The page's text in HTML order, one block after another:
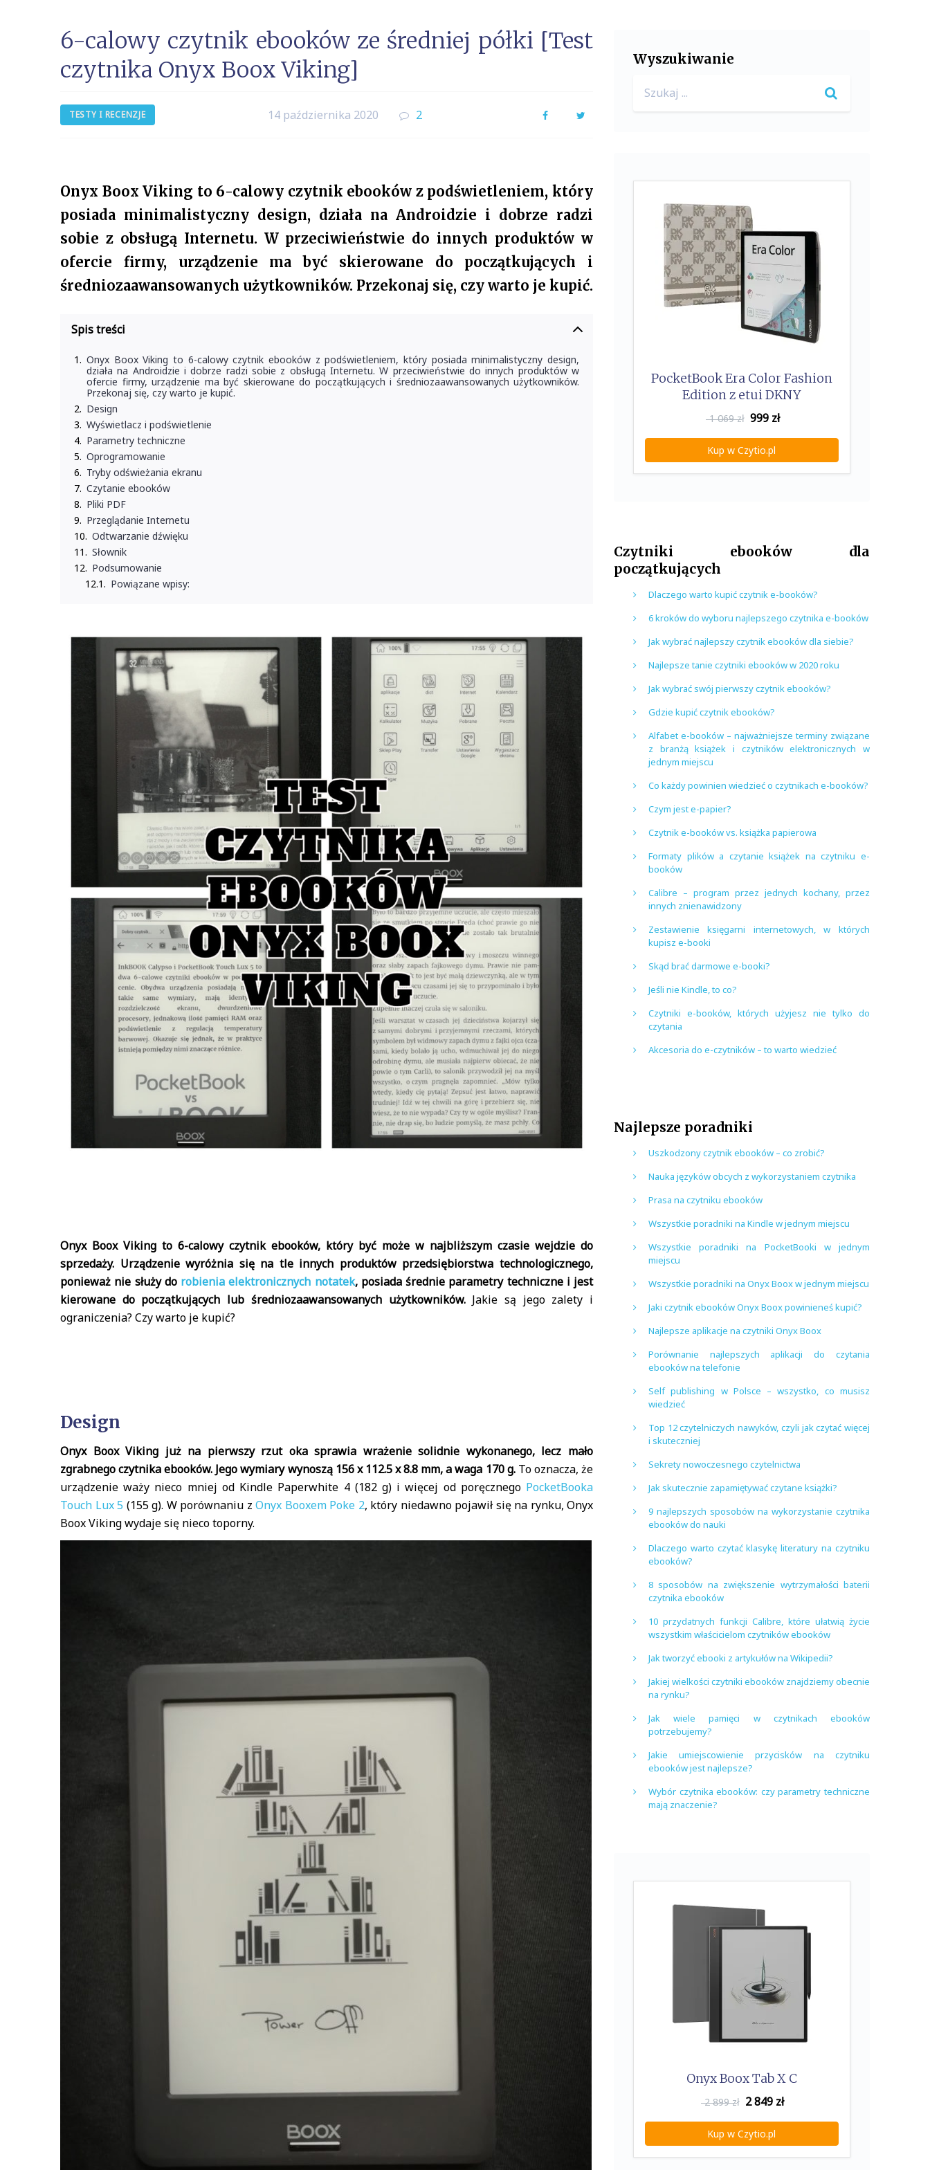
6-calowy czytnik ebooków ze średniej półki [Test
czytnika Onyx Boox Viking]
TESTY I RECENZJE 14 października 2020 2 Facebook
Onyx Boox Viking to 6-calowy czytnik ebooków z podświetleniem, który
posiada minimalistyczny design, działa na Androidzie i dobrze radzi
sobie z obsługą Internetu. W przeciwieństwie do innych produktów w
ofercie firmy, urządzenie ma być skierowane do początkujących i
średniozaawansowanych użytkowników. Przekonaj się, czy warto je kupić.
Spis treści
Onyx Boox Viking to 6-calowy czytnik ebooków z podświetleniem, który posiada minimalistyczny design,
działa na Androidzie i dobrze radzi sobie z obsługą Internetu. W przeciwieństwie do innych produktów w
ofercie firmy, urządzenie ma być skierowane do początkujących i średniozaawansowanych użytkowników.
Przekonaj się, czy warto je kupić.
Design
Wyświetlacz i podświetlenie
Parametry techniczne
Oprogramowanie
Tryby odświeżania ekranu
Czytanie ebooków
Pliki PDF
Przeglądanie Internetu
Odtwarzanie dźwięku
Słownik
Podsumowanie
Powiązane wpisy:
Onyx Boox Viking to 6-calowy czytnik ebooków, który być może w najbliższym czasie wejdzie do
sprzedaży. Urządzenie wyróżnia się na tle innych produktów przedsiębiorstwa technologicznego,
ponieważ nie służy do robienia elektronicznych notatek, posiada średnie parametry techniczne i jest
kierowane do początkujących lub średniozaawansowanych użytkowników.Jakie są jego zalety i
ograniczenia? Czy warto je kupić?
Design
Onyx Boox Viking już na pierwszy rzut oka sprawia wrażenie solidnie wykonanego, lecz mało
zgrabnego czytnika ebooków. Jego wymiary wynoszą 156 x 112.5 x 8.8 mm, a waga 170 g.To oznacza, że
urządzenie waży nieco mniej od Kindle Paperwhite 4 (182 g) i więcej od poręcznego PocketBooka
Touch Lux 5 (155 g). W porównaniu z Onyx Booxem Poke 2, który niedawno pojawił się na rynku, Onyx
Boox Viking wydaje się nieco toporny.
Wyszukiwanie
for:
PocketBook Era Color Fashion
Edition z etui DKNY
1 069 zł 999zł
Kup w Czytio.pl
Czytniki ebooków dla
początkujących
Dlaczego warto kupić czytnik e-booków?
6 kroków do wyboru najlepszego czytnika e-booków
Jak wybrać najlepszy czytnik ebooków dla siebie?
Najlepsze tanie czytniki ebooków w 2020 roku
Jak wybrać swój pierwszy czytnik ebooków?
Gdzie kupić czytnik ebooków?
Alfabet e-booków – najważniejsze terminy związane
z branżą książek i czytników elektronicznych w
jednym miejscu
Co każdy powinien wiedzieć o czytnikach e-booków?
Czym jest e-papier?
Czytnik e-booków vs. książka papierowa
Formaty plików a czytanie książek na czytniku e-
booków
Calibre – program przez jednych kochany, przez
innych znienawidzony
Zestawienie księgarni internetowych, w których
kupisz e-booki
Skąd brać darmowe e-booki?
Jeśli nie Kindle, to co?
Czytniki e-booków, których użyjesz nie tylko do
czytania
Akcesoria do e-czytników – to warto wiedzieć
Najlepsze poradniki
Uszkodzony czytnik ebooków – co zrobić?
Nauka języków obcych z wykorzystaniem czytnika
Prasa na czytniku ebooków
Wszystkie poradniki na Kindle w jednym miejscu
Wszystkie poradniki na PocketBooki w jednym
miejscu
Wszystkie poradniki na Onyx Boox w jednym miejscu
Jaki czytnik ebooków Onyx Boox powinieneś kupić?
Najlepsze aplikacje na czytniki Onyx Boox
Porównanie najlepszych aplikacji do czytania
ebooków na telefonie
Self publishing w Polsce – wszystko, co musisz
wiedzieć
Top 12 czytelniczych nawyków, czyli jak czytać więcej
i skuteczniej
Sekrety nowoczesnego czytelnictwa
Jak skutecznie zapamiętywać czytane książki?
9 najlepszych sposobów na wykorzystanie czytnika
ebooków do nauki
Dlaczego warto czytać klasykę literatury na czytniku
ebooków?
8 sposobów na zwiększenie wytrzymałości baterii
czytnika ebooków
10 przydatnych funkcji Calibre, które ułatwią życie
wszystkim właścicielom czytników ebooków
Jak tworzyć ebooki z artykułów na Wikipedii?
Jakiej wielkości czytniki ebooków znajdziemy obecnie
na rynku?
Jak wiele pamięci w czytnikach ebooków
potrzebujemy?
Jakie umiejscowienie przycisków na czytniku
ebooków jest najlepsze?
Wybór czytnika ebooków: czy parametry techniczne
mają znaczenie?
Onyx Boox Tab X C
2 899 zł 2 849 zł
Kup w Czytio.pl